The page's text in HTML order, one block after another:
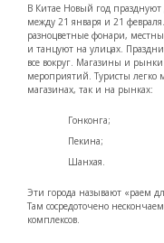
В Китае Новый год
между 21 января и 21
разноцветные фонари,
и танцуют на улицах.
все вокруг. Магазины и
мероприятий. Туристы легко
магазинах, так и на рынках:
Гонконга;
Пекина;
Шанхая.
Эти города называют «раем
Там сосредоточено
комплексов.